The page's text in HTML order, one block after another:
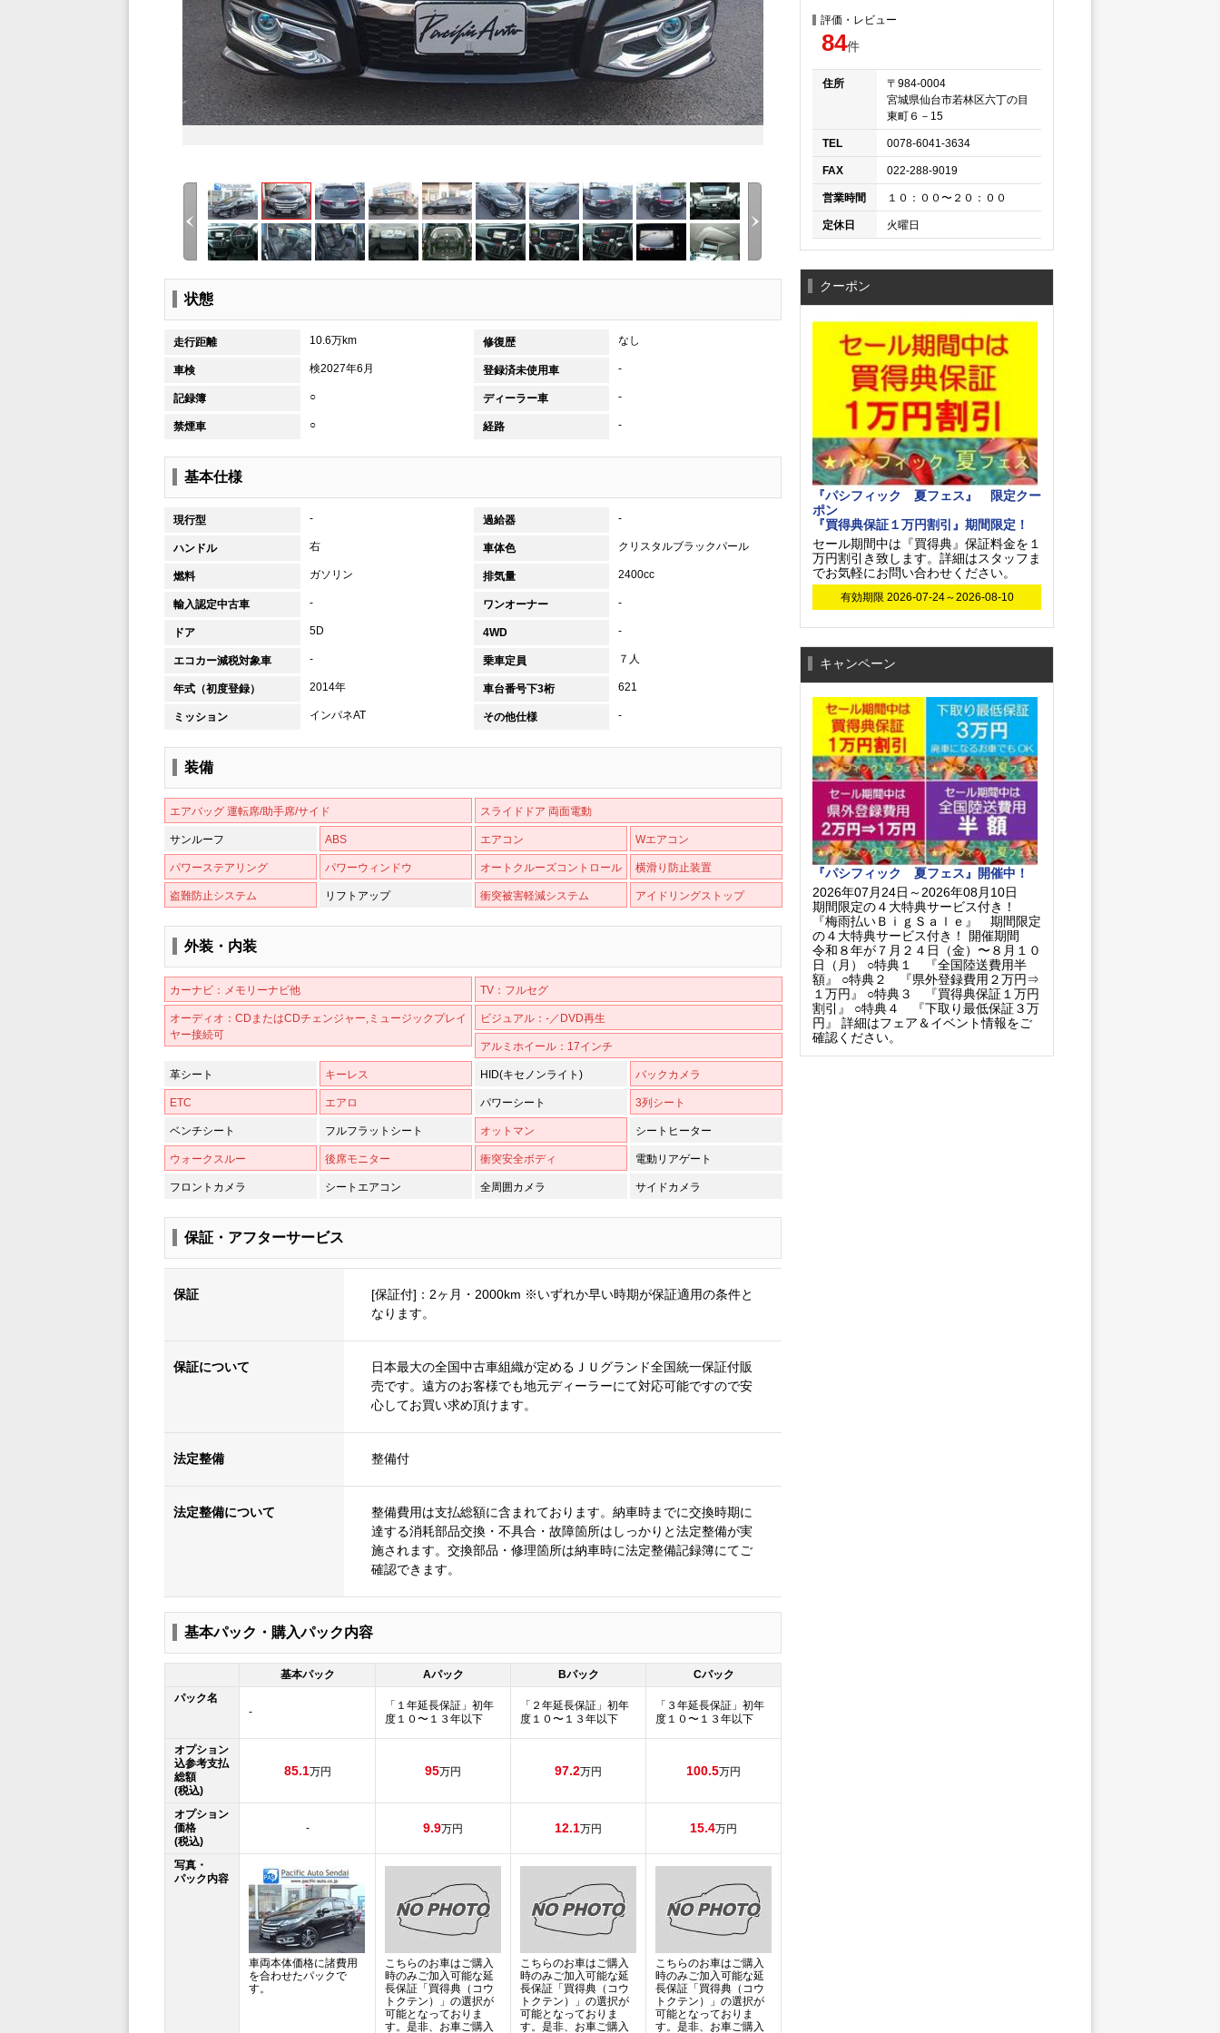
状態
走行距離 10.6万km 修復歴 なし
車検 検2027年6月 登録済未使用車 -
記録簿 ○ ディーラー車 -
禁煙車 ○ 経路 -
基本仕様
現行型 - 過給器 -
ハンドル 右 車体色 クリスタルブラックパール
燃料 ガソリン 排気量 2400cc
輸入認定中古車 - ワンオーナー -
ドア 5D 4WD -
エコカー減税対象車 - 乗車定員 ７人
年式（初度登録） 2014年 車台番号下3桁 621
ミッション インパネAT その他仕様 -
装備
エアバッグ 運転席/助手席/サイド スライドドア 両面電動
サンルーフ ABS エアコン Wエアコン
パワーステアリング パワーウィンドウ オートクルーズコントロール 横滑り防止装置
盗難防止システム リフトアップ 衝突被害軽減システム アイドリングストップ
外装・内装
カーナビ：メモリーナビ他 TV：フルセグ
オーディオ：CDまたはCDチェンジャー,ミュージックプレイ
ヤー接続可
ビジュアル：-／DVD再生
アルミホイール：17インチ
革シート キーレス HID(キセノンライト) バックカメラ
ETC エアロ パワーシート 3列シート
ベンチシート フルフラットシート オットマン シートヒーター
ウォークスルー 後席モニター 衝突安全ボディ 電動リアゲート
フロントカメラ シートエアコン 全周囲カメラ サイドカメラ
保証・アフターサービス
保証
[保証付]：2ヶ月・2000km ※いずれか早い時期が保証適用の条件と
なります。
保証について
日本最大の全国中古車組織が定めるＪＵグランド全国統一保証付販
売です。遠方のお客様でも地元ディーラーにて対応可能ですので安
心してお買い求め頂けます。
法定整備 整備付
法定整備について
整備費用は支払総額に含まれております。納車時までに交換時期に
達する消耗部品交換・不具合・故障箇所はしっかりと法定整備が実
施されます。交換部品・修理箇所は納車時に法定整備記録簿にてご
確認できます。
基本パック・購入パック内容
基本パック Aパック Bパック
Cパック
パック名
-
「１年延長保証」初年
度１０〜１３年以下
「２年延長保証」初年
度１０〜１３年以下
「３年延長保証」初年
度１０〜１３年以下
オプション
込参考支払
総額
(税込)
85.1万円 95万円 97.2万円 100.5万円
オプション
価格
(税込)
- 9.9万円 12.1万円 15.4万円
写真・
パック内容
車両本体価格に諸費用
を合わせたパックで
す。
こちらのお車はご購入
時のみご加入可能な延
長保証「買得典（コウ
トクテン）」の選択が
可能となっておりま
す。是非、お車ご購入
こちらのお車はご購入
時のみご加入可能な延
長保証「買得典（コウ
トクテン）」の選択が
可能となっておりま
す。是非、お車ご購入
こちらのお車はご購入
時のみご加入可能な延
長保証「買得典（コウ
トクテン）」の選択が
可能となっておりま
す。是非、お車ご購入
評価・レビュー
84件
住所
〒984-0004
宮城県仙台市若林区六丁の目
東町６－15
TEL 0078-6041-3634
FAX 022-288-9019
営業時間 １０：００〜２０：００
定休日 火曜日
クーポン
『パシフィック 夏フェス』 限定クー
ポン
『買得典保証１万円割引』期間限定！
セール期間中は『買得典』保証料金を１
万円割引き致します。詳細はスタッフま
でお気軽にお問い合わせください。
有効期限 2026-07-24～2026-08-10
キャンペーン
『パシフィック 夏フェス』開催中！
2026年07月24日～2026年08月10日
期間限定の４大特典サービス付き！
『梅雨払いＢｉｇＳａｌｅ』 期間限定
の４大特典サービス付き！ 開催期間
令和８年が７月２４日（金）〜８月１０
日（月） ○特典１ 『全国陸送費用半
額』 ○特典２ 『県外登録費用２万円⇒
１万円』 ○特典３ 『買得典保証１万円
割引』 ○特典４ 『下取り最低保証３万
円』 詳細はフェア＆イベント情報をご
確認ください。